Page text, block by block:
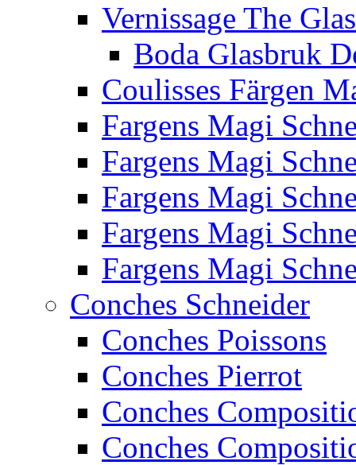
Vernissage The
Boda Glasbruk
Coulisses Färgen
Fargens Magi
Fargens Magi
Fargens Magi
Fargens Magi
Fargens Magi
Conches Schneider
Conches Poissons
Conches Pierrot
Conches
Conches